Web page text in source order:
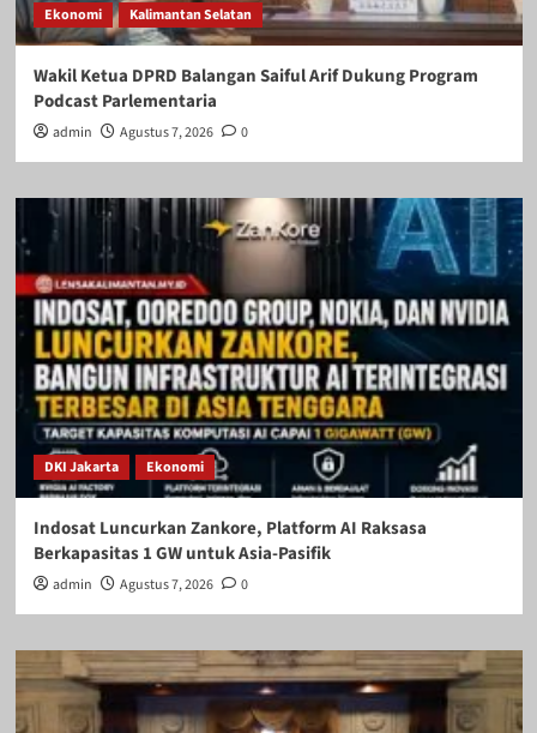
Ekonomi Kalimantan Selatan
Wakil Ketua DPRD Balangan Saiful Arif Dukung Program
Podcast Parlementaria
admin Agustus 7, 2026 0
DKI Jakarta Ekonomi
Indosat Luncurkan Zankore, Platform AI Raksasa
Berkapasitas 1 GW untuk Asia-Pasifik
admin Agustus 7, 2026 0